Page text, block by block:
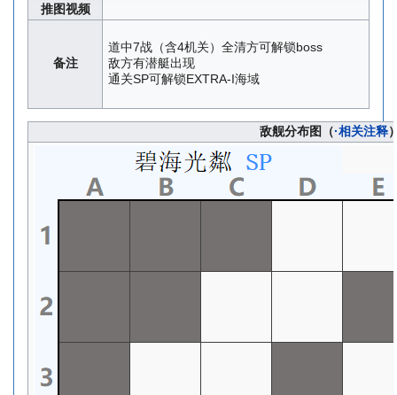
推图视频
备注
道中7战（含4机关）全清方可解锁boss
敌方有潜艇出现
通关SP可解锁EXTRA-I海域
敌舰分布图（·相关注释